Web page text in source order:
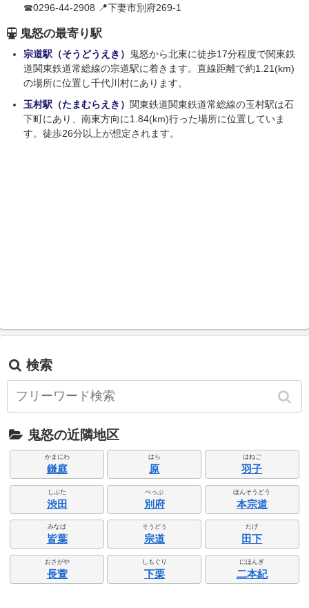
☎0296-44-2908 📍下妻市別府269-1
鬼怒の最寄り駅
宗道駅（そうどうえき）
鬼怒から北東に徒歩17分程度で関東鉄
道関東鉄道常総線の宗道駅に着きます。直線距離で約1.21(km)
の場所に位置し千代川村にあります。
玉村駅（たまむらえき） 関東鉄道関東鉄道常総線の玉村駅は石
下町にあり、南東方向に1.84(km)行った場所に位置していま
す。徒歩26分以上が想定されます。
検索
鬼怒の近隣地区
かまにわ
鎌庭
はら
原
はねご
羽子
しぶた
渋田
べっぷ
別府
ほんそうどう
本宗道
みなば
皆葉
そうどう
宗道
たげ
田下
おさがや
長萱
しもぐり
下栗
にほんぎ
二本紀